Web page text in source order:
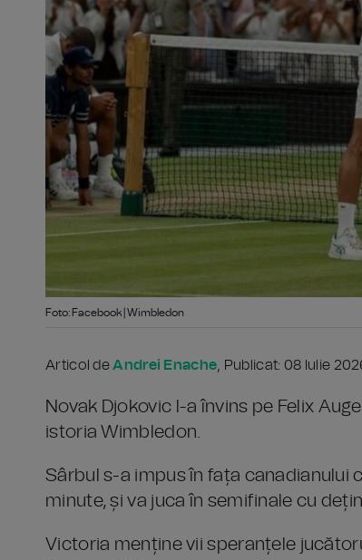
Foto: Facebook | Wimbledon
Articol deAndrei Enache, Publicat: 08 Iulie
Novak Djokovic l-a învins pe Felix
istoria Wimbledon.
Sârbul s-a impus în fața canadianului
minute, și va juca în semifinale cu
Victoria menține vii speranțele